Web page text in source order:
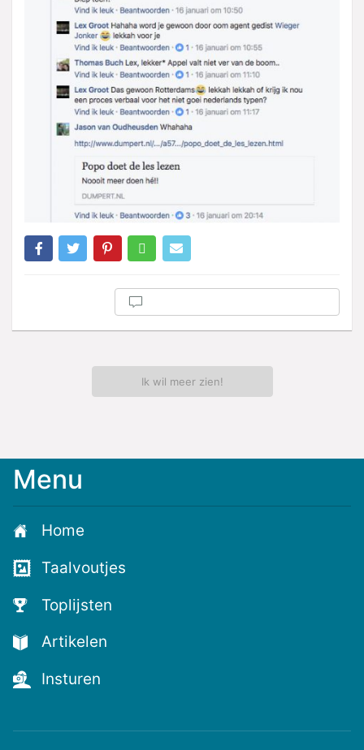
Ik wil meer zien!
Menu
Home
Taalvoutjes
Toplijsten
Artikelen
Insturen